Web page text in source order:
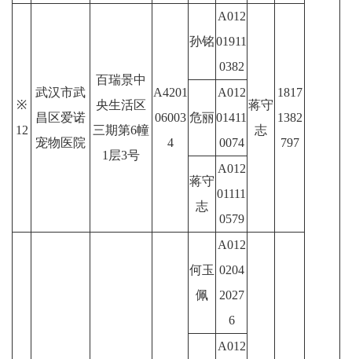
※
12
武汉市武
昌区爱诺
宠物医院
百瑞景中
央生活区
三期第6幢
1层3号
A4201
06003
4
孙铭
A012
01911
0382
蒋守
志
1817
1382
797
危丽
A012
01411
0074
蒋守
志
A012
01111
0579
何玉
佩
A012
0204
2027
6
A012